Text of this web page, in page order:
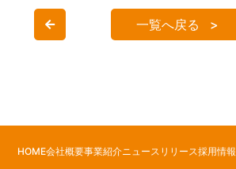
一覧へ戻る
HOME会社概要事業紹介ニュースリリース採用情報